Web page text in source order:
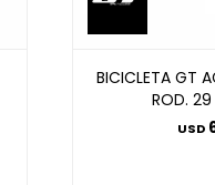
BICICLETA GT
ROD. 29
USD